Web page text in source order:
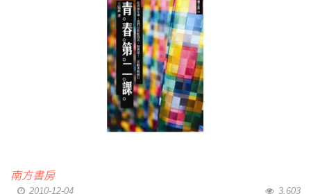
南方書房
2010-12-04 3,603